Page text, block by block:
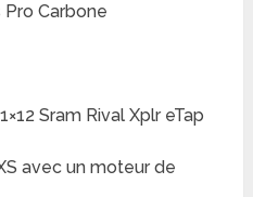
Pro Carbone
Sram Rival Xplr eTap
avec un moteur de